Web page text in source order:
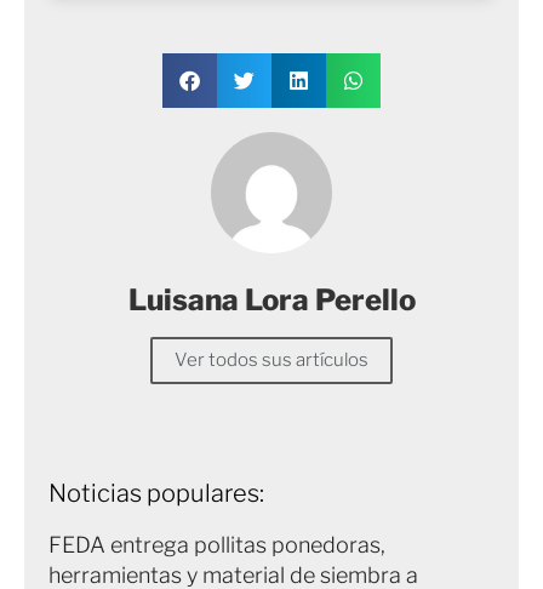
Luisana Lora Perello
Ver todos sus artículos
Noticias populares:
FEDA entrega pollitas ponedoras,
herramientas y material de siembra a